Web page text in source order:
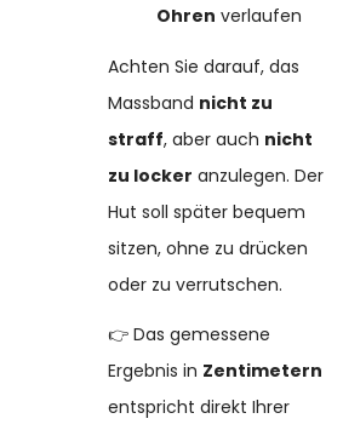
Ohren verlaufen
Achten Sie darauf, das
Massband nicht zu
straff, aber auch nicht
zu locker anzulegen. Der
Hut soll später bequem
sitzen, ohne zu drücken
oder zu verrutschen.
👉 Das gemessene
Ergebnis in Zentimetern
entspricht direkt Ihrer